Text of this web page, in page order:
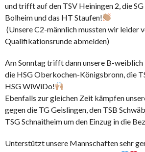
und trifft auf den TSV Heiningen 2, die
Bolheim und das HT Staufen!
(Unsere C2-männlich mussten wir leider
Qualifikationsrunde abmelden)
Am Sonntag trifft dann unsere B-weiblich
die HSG Oberkochen-Königsbronn, die
HSG WiWiDo!
Ebenfalls zur gleichen Zeit kämpfen
gegen die TG Geislingen, den TSB
TSG Schnaitheim um den Einzug in die
Unterstützt unsere Mannschaften sehr